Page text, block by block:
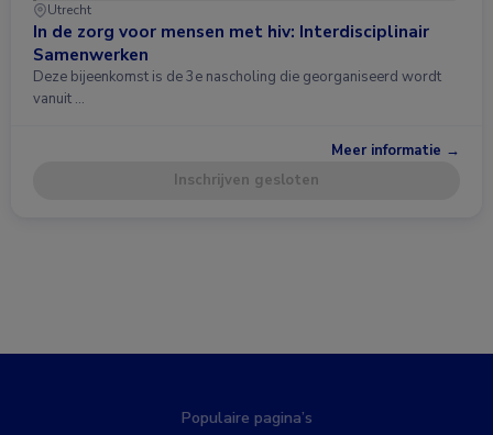
Utrecht
In de zorg voor mensen met hiv: Interdisciplinair
Samenwerken
Deze bijeenkomst is de 3e nascholing die georganiseerd wordt
vanuit …
Meer informatie →
Inschrijven gesloten
Populaire pagina’s